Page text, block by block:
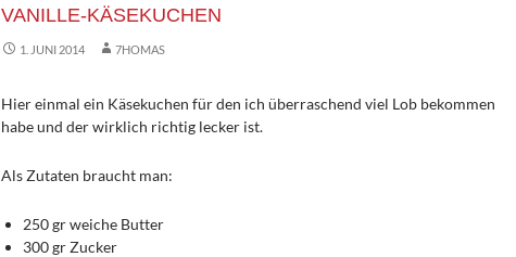
VANILLE-KÄSEKUCHEN
1. JUNI 2014 7HOMAS
Hier einmal ein Käsekuchen für den ich überraschend viel Lob bekommen
habe und der wirklich richtig lecker ist.
Als Zutaten braucht man:
250 gr weiche Butter
300 gr Zucker